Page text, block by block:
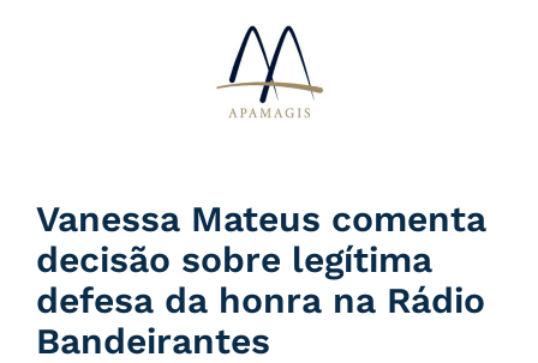
Vanessa Mateus comenta
decisão sobre legítima
defesa da honra na Rádio
Bandeirantes